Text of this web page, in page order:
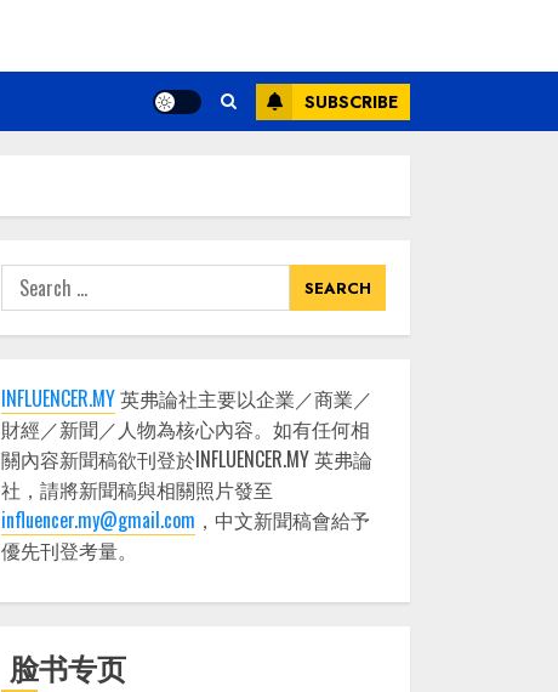
SUBSCRIBE
Search
for:
INFLUENCER.MY英弗論社主要以企業／商業／
財經／新聞／人物為核心內容。如有任何相
關內容新聞稿欲刊登於INFLUENCER.MY 英弗論
社，請將新聞稿與相關照片發至
influencer.my@gmail.com ，中文新聞稿會給予
優先刊登考量。
脸书专页